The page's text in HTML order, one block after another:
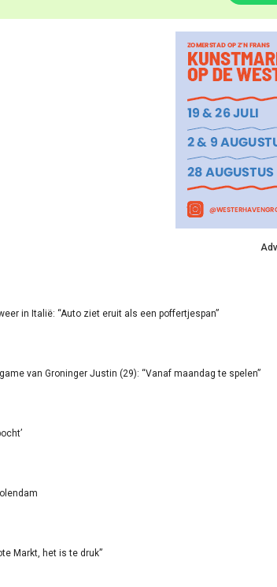
in Italië: “Auto ziet eruit als een poffertjespan”
van Groninger Justin (29): “Vanaf maandag te spelen”
Markt, het is te druk”